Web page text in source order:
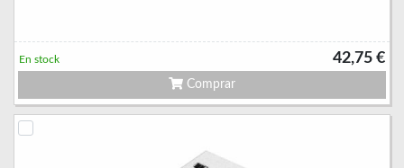
42,75 €
En stock
Comprar